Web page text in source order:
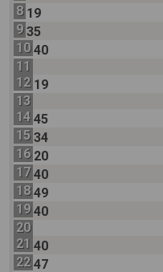
8 19
9 35
10 40
11
12 19
13
14 45
15 34
16 20
17 40
18 49
19 40
20
21 40
22 47